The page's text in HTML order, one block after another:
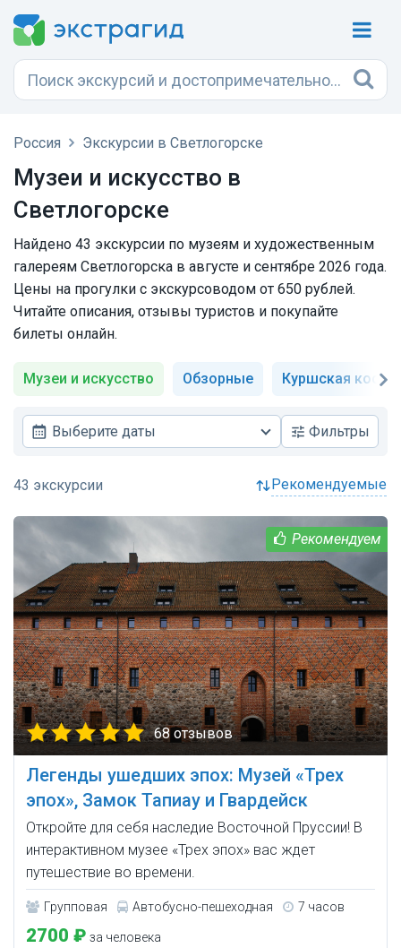
Россия Экскурсии в Светлогорске
Музеи и искусство в
Светлогорске
Найдено 43 экскурсии по музеям и художественным
галереям Светлогорска в августе и сентябре 2026 года.
Цены на прогулки с экскурсоводом от 650 рублей.
Читайте описания, отзывы туристов и покупайте
билеты онлайн.
Музеи и искусство Обзорные Куршская коса
Выберите даты Фильтры
рекомендуемые
68 отзывов
Легенды ушедших эпох: Музей «Трех
эпох», Замок Тапиау и Гвардейск
Откройте для себя наследие Восточной Пруссии! В
интерактивном музее «Трех эпох» вас ждет
путешествие во времени.
Групповая Автобусно-пешеходная 7 часов
2700 ₽ за человека